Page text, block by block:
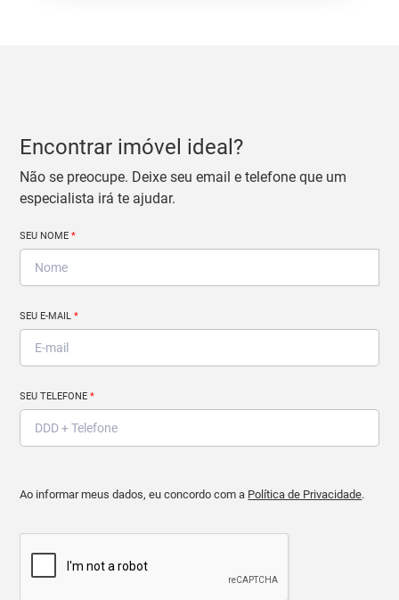
Encontrar imóvel ideal?
Não se preocupe. Deixe seu email e telefone que um
especialista irá te ajudar.
SEU NOME*
SEU E-MAIL*
SEU TELEFONE*
Ao informar meus dados, eu concordo com a Política de Privacidade.